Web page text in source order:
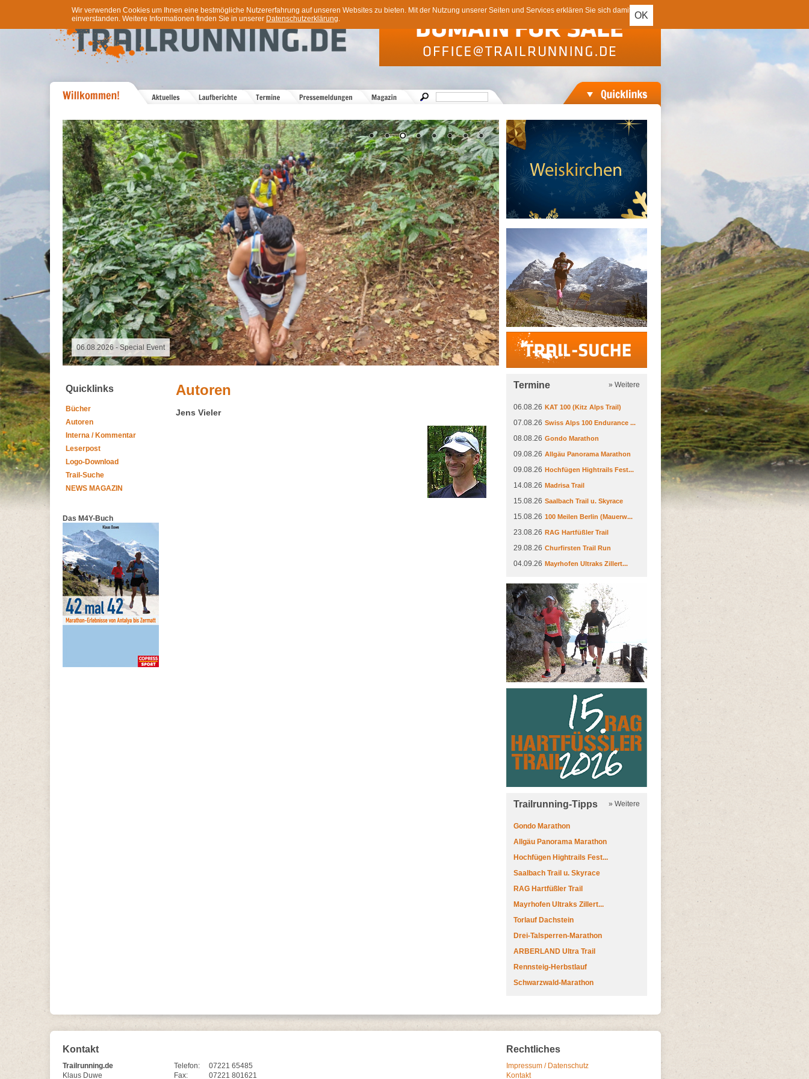
OK
Wir verwenden Cookies um Ihnen eine bestmögliche Nutzererfahrung auf unseren Websites zu bieten. Mit der Nutzung unserer Seiten und Services erklären Sie sich damit
einverstanden. Weitere Informationen finden Sie in unserer Datenschutzerklärung.
09.11.2025 - Spalter Freiheit Hügelland Trailrun
Trail-Suche
Quicklinks
Bücher
Autoren
Interna / Kommentar
Leserpost
Logo-Download
Trail-Suche
NEWS MAGAZIN
Das M4Y-Buch
Autoren
Jens Vieler
Termine » Weitere
06.08.26 KAT 100 (Kitz Alps Trail)
07.08.26 Swiss Alps 100 Endurance ...
08.08.26 Gondo Marathon
09.08.26 Allgäu Panorama Marathon
09.08.26 Hochfügen Hightrails Fest...
14.08.26 Madrisa Trail
15.08.26 Saalbach Trail u. Skyrace
15.08.26 100 Meilen Berlin (Mauerw...
23.08.26 RAG Hartfüßler Trail
29.08.26 Churfirsten Trail Run
04.09.26 Mayrhofen Ultraks Zillert...
Trailrunning-Tipps » Weitere
Gondo Marathon
Allgäu Panorama Marathon
Hochfügen Hightrails Fest...
Saalbach Trail u. Skyrace
RAG Hartfüßler Trail
Mayrhofen Ultraks Zillert...
Torlauf Dachstein
Drei-Talsperren-Marathon
ARBERLAND Ultra Trail
Rennsteig-Herbstlauf
Schwarzwald-Marathon
Kontakt
Trailrunning.de
Klaus Duwe
Telefon:
07221 65485
Fax:
07221 801621
Rechtliches
Impressum / Datenschutz
Kontakt